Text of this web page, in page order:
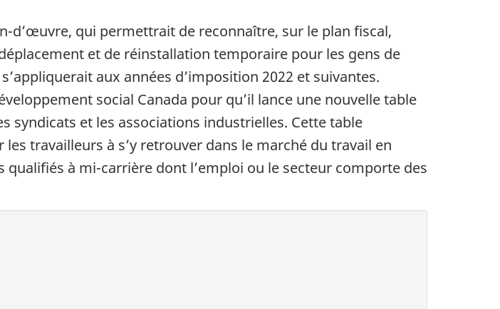
d’œuvre, qui permettrait de reconnaître, sur le plan fiscal,
et de réinstallation temporaire pour les gens de
aux années d’imposition 2022 et suivantes.
social Canada pour qu’il lance une nouvelle table
syndicats et les associations industrielles. Cette table
travailleurs à s’y retrouver dans le marché du travail en
à mi-carrière dont l’emploi ou le secteur comporte des